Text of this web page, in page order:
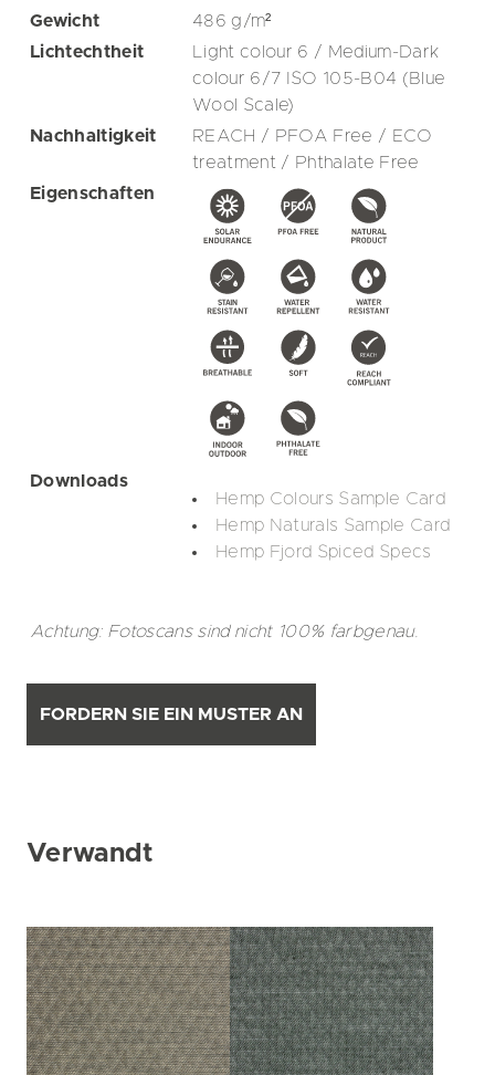
Gewicht
486g/m²
Lichtechtheit
Light colour 6 / Medium-Dark
colour 6/7 ISO 105-B04 (Blue
Wool Scale)
Nachhaltigkeit
REACH / PFOA Free / ECO
treatment / Phthalate Free
Eigenschaften
Downloads
Hemp Colours Sample Card
Hemp Naturals Sample Card
Hemp Fjord Spiced Specs
Achtung: Fotoscans sind nicht 100% farbgenau.
FORDERN SIE EIN MUSTER AN
Verwandt